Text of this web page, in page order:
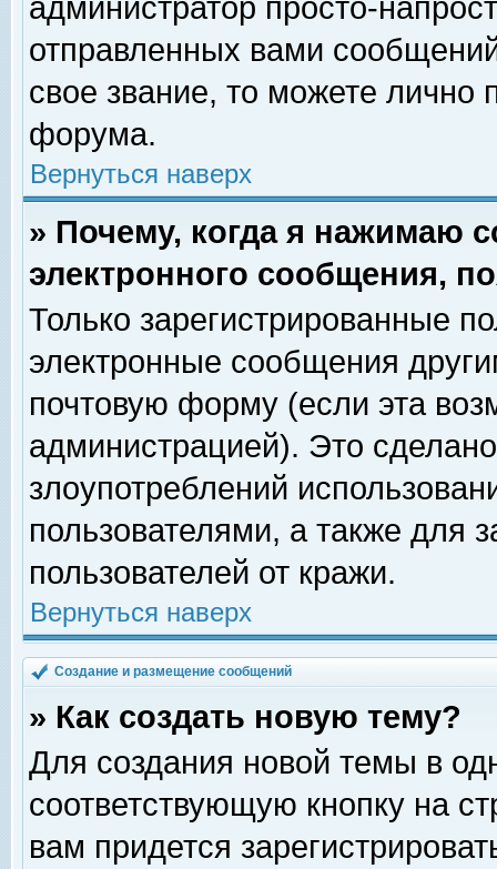
администратор просто-
отправленных вами
свое звание, то можете лично
форума.
Вернуться наверх
» Почему, когда я нажимаю
электронного сообщения,
Только зарегистрированные
электронные сообщения
почтовую форму (если эта
администрацией). Это
злоупотреблений
пользователями, а также для
пользователей от кражи.
Вернуться наверх
Создание и размещение сообщений
» Как создать новую тему?
Для создания новой темы в
соответствующую кнопку на
вам придется